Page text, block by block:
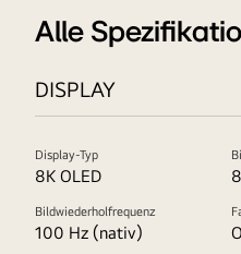
Alle
DISPLAY
Display-Typ
8K OLED
Bildwiederholfrequenz
100 Hz (nativ)